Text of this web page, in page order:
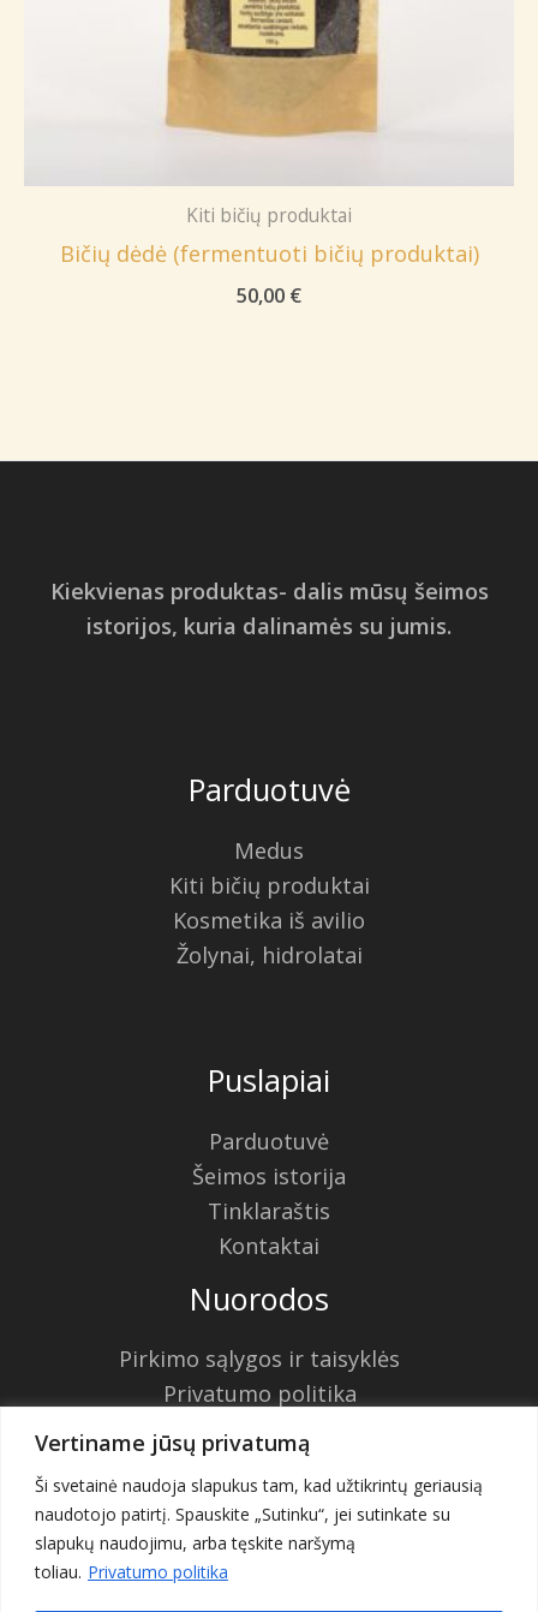
Vertiname jūsų privatumą
Ši svetainė naudoja slapukus tam, kad užtikrintų geriausią
naudotojo patirtį. Spauskite „Sutinku“, jei sutinkate su
slapukų naudojimu, arba tęskite naršymą
toliau. Privatumo politika
Kiti bičių produktai
Bičių dėdė (fermentuoti bičių produktai)
50,00 €
Kiekvienas produktas- dalis mūsų šeimos
istorijos, kuria dalinamės su jumis.
Parduotuvė
Medus
Kiti bičių produktai
Kosmetika iš avilio
Žolynai, hidrolatai
Puslapiai
Parduotuvė
Šeimos istorija
Tinklaraštis
Kontaktai
Nuorodos
Pirkimo sąlygos ir taisyklės
Privatumo politika
Krepšelis
Atsiskaitymas
© Bakanų ūkis | 2026